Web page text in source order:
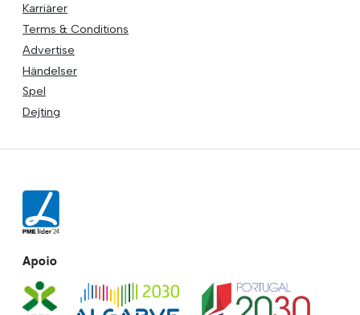
Karriärer
Terms & Conditions
Advertise
Händelser
Spel
Dejting
Apoio